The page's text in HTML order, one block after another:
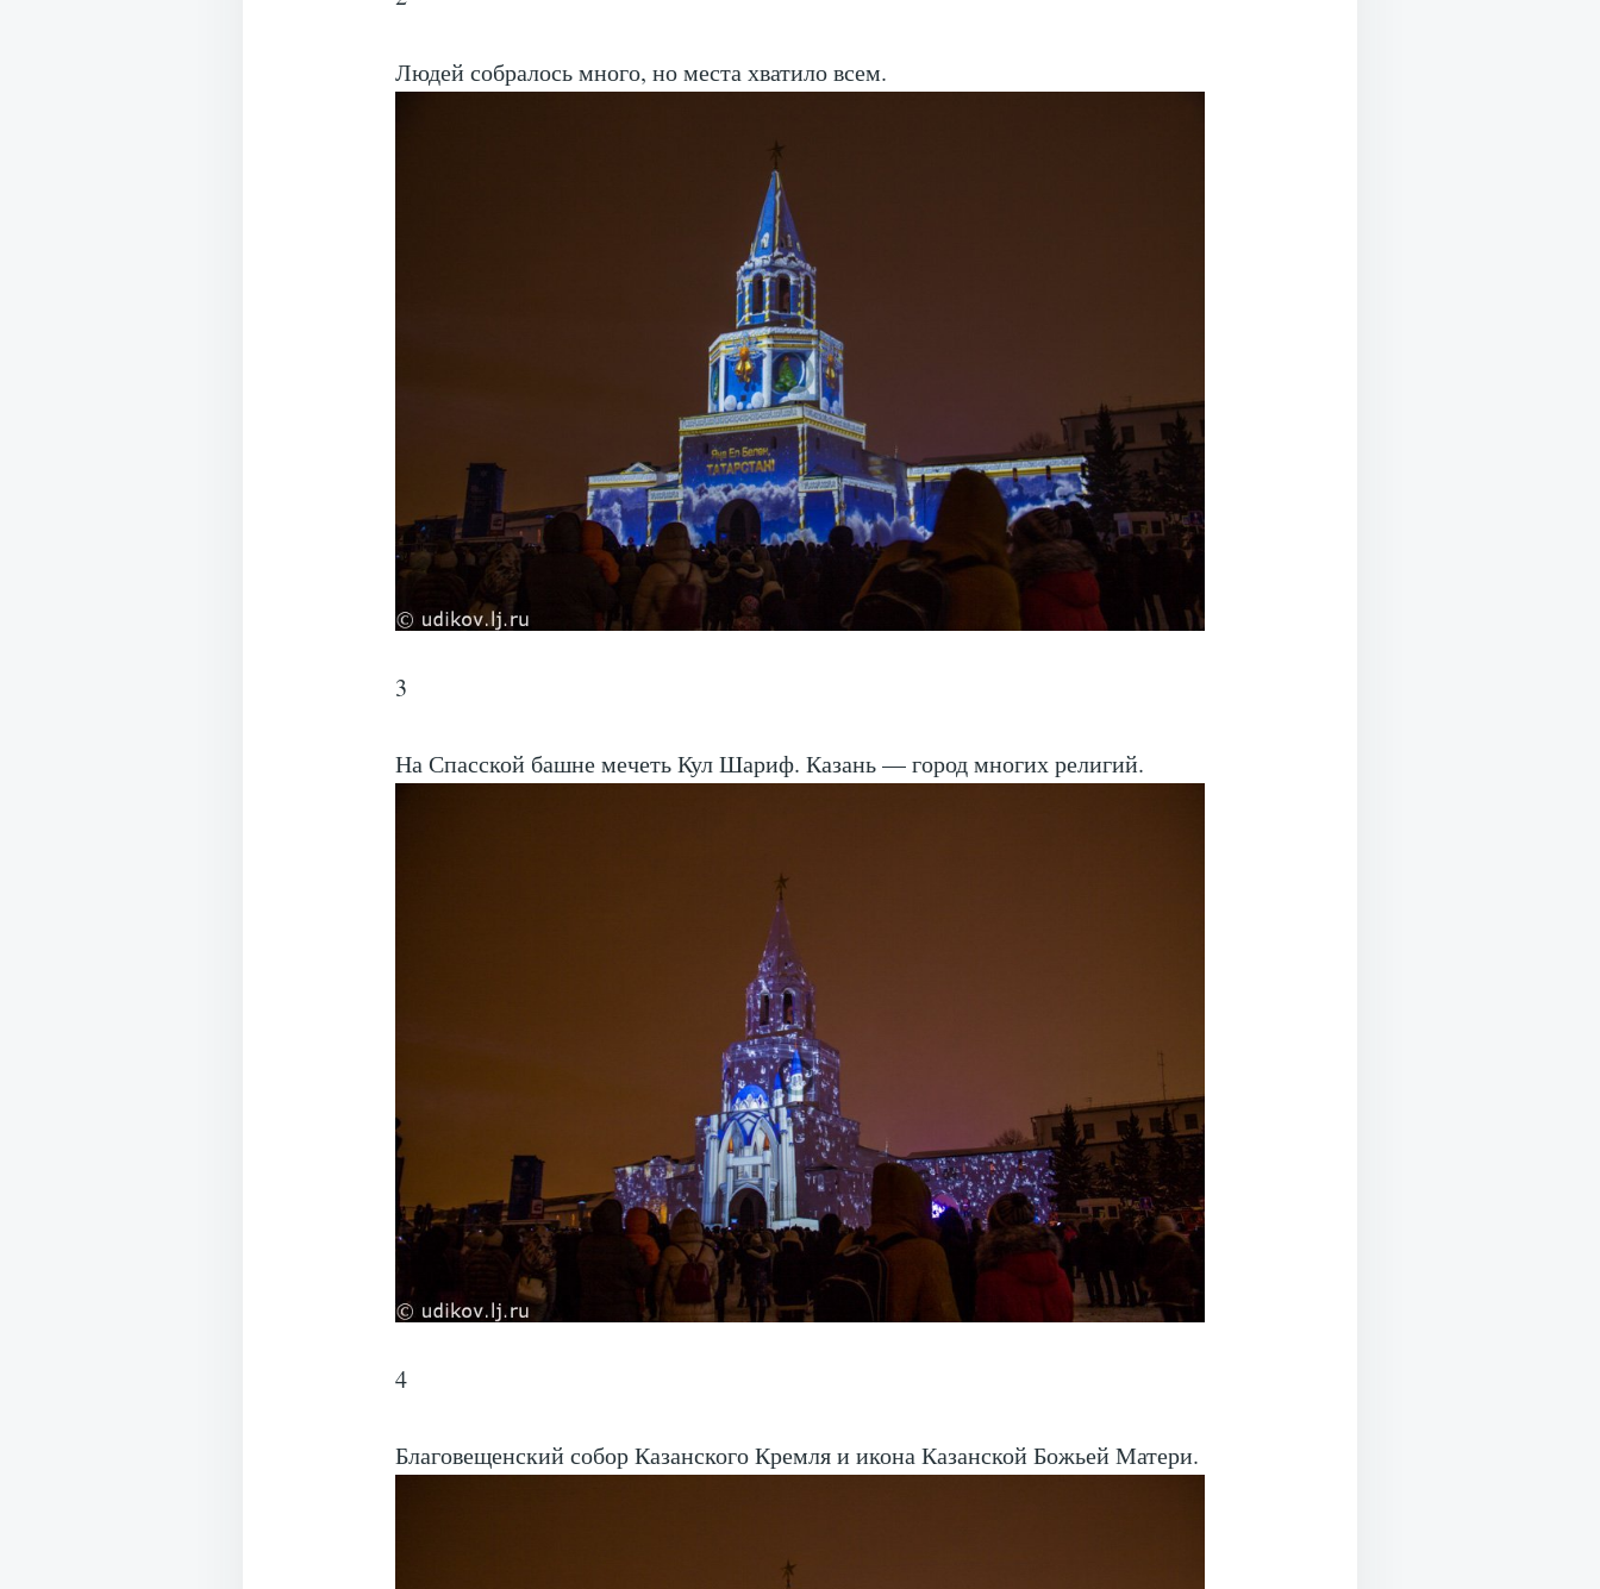
Людей собралось много, но места хватило всем.
3
На Спасской башне мечеть Кул Шариф. Казань — город многих религий.
4
Благовещенский собор Казанского Кремля и икона Казанской Божьей Матери.